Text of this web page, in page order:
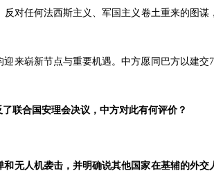
对任何法西斯主义、军国主义卷土重来的图
来崭新节点与重要机遇。中方愿同巴方以建
联合国安理会决议，中方对此有何评价？
无人机袭击，并明确说其他国家在基辅的外